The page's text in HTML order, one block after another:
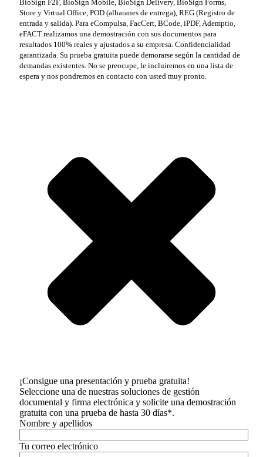
BioSign F2F, BioSign Mobile, BioSign Delivery, BioSign Forms,
Store y Virtual Office, POD (albaranes de entrega), REG (Registro de
entrada y salida). Para eCompulsa, FacCert, BCode, iPDF, Ademptio,
eFACT realizamos una demostración con sus documentos para
resultados 100% reales y ajustados a su empresa. Confidencialidad
garantizada. Su prueba gratuita puede demorarse según la cantidad de
demandas existentes. No se preocupe, le incluiremos en una lista de
espera y nos pondremos en contacto con usted muy pronto.
¡Consigue una presentación y prueba gratuita!
Seleccione una de nuestras soluciones de gestión
documental y firma electrónica y solicite una demostración
gratuita con una prueba de hasta 30 días*.
Nombre y apellidos
Tu correo electrónico